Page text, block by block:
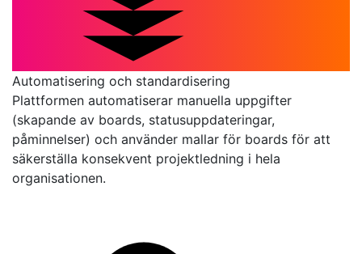
Automatisering och standardisering
Plattformen automatiserar manuella uppgifter
(skapande av boards, statusuppdateringar,
påminnelser) och använder mallar för boards för att
säkerställa konsekvent projektledning i hela
organisationen.